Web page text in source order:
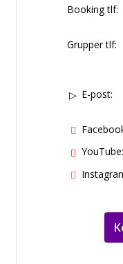
Booking tlf:
Grupper tlf:
E-post:
YouTube: